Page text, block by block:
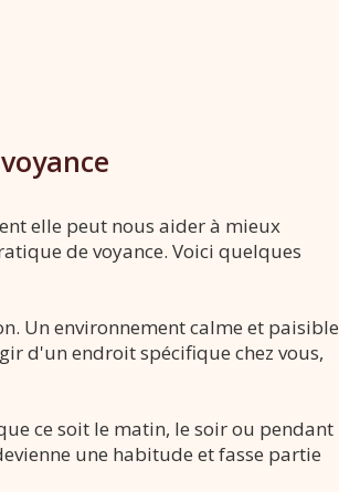
elle peut nous aider à mieux
de voyance. Voici quelques
Un environnement calme et paisible
d'un endroit spécifique chez vous,
ce soit le matin, le soir ou pendant
une habitude et fasse partie